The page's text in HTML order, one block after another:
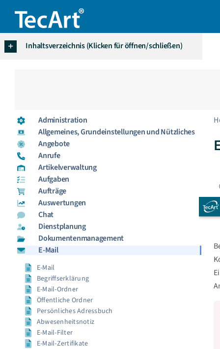
Zum
springen
Inhaltsverzeichnis (Klicken für öffnen/schließen)
Administration
Allgemeines, Grundeinstellungen und Nützliches
Angebote
Anrufe
Artikelverwaltung
Aufgaben
Aufträge
Auswertungen
Chat
Dienstplanung
Dokumentenmanagement
E-Mail
E-Mail
Begriffserklärung
E-Mail-Ordner
Öffentliche Ordner
Persönliches Adressbuch
Abwesenheitsnotiz
E-Mail-Filter
E-Mail-Zertifikate